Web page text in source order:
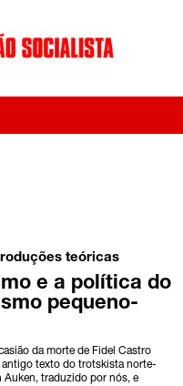
teóricas
e a política do
pequeno-
da morte de Fidel Castro
antigo texto do trotskista norte-
Auken, traduzido por nós, e